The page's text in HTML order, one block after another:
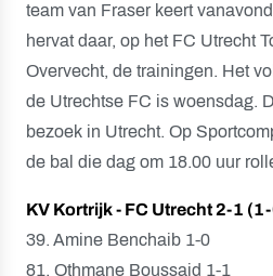
team van Fraser keert
hervat daar, op het FC Utrecht
Overvecht, de trainingen. Het
de Utrechtse FC is woensdag.
bezoek in Utrecht. Op
de bal die dag om 18.00 uur
KV Kortrijk - FC Utrecht 2-1
39. Amine Benchaib 1-0
81. Othmane Boussaid 1-1